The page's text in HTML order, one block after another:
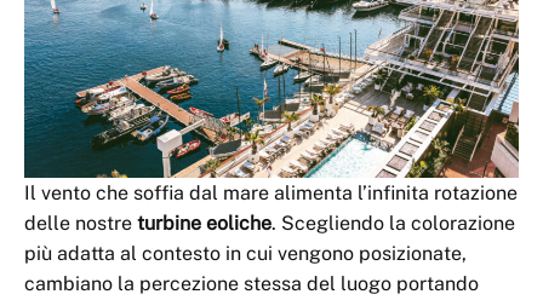
Il vento che soffia dal mare alimenta l’infinita rotazione
delle nostre turbine eoliche. Scegliendo la colorazione
più adatta al contesto in cui vengono posizionate,
cambiano la percezione stessa del luogo portando